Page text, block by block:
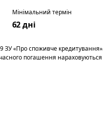
Мінімальний термін
62 дні
«Про споживче
погашення